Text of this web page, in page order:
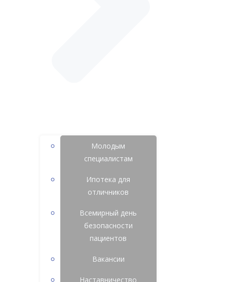
Молодым
специалистам
Ипотека для
отличников
Всемирный день
безопасности
пациентов
Вакансии
Наставничество